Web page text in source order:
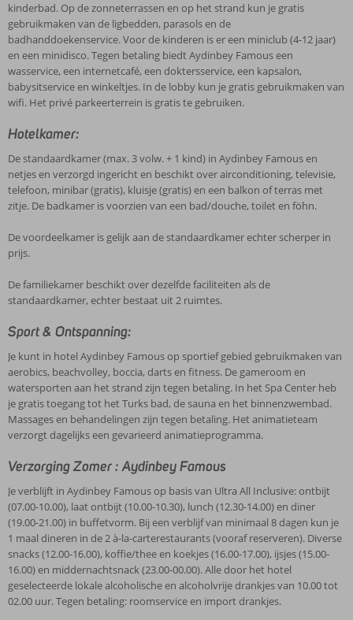
kinderbad. Op de zonneterrassen en op het strand kun je gratis
gebruikmaken van de ligbedden, parasols en de
badhanddoekenservice. Voor de kinderen is er een miniclub (4-12 jaar)
en een minidisco. Tegen betaling biedt Aydinbey Famous een
wasservice, een internetcafé, een doktersservice, een kapsalon,
babysitservice en winkeltjes. In de lobby kun je gratis gebruikmaken van
wifi. Het privé parkeerterrein is gratis te gebruiken.
Hotelkamer:
De standaardkamer (max. 3 volw. + 1 kind) in Aydinbey Famous en
netjes en verzorgd ingericht en beschikt over airconditioning, televisie,
telefoon, minibar (gratis), kluisje (gratis) en een balkon of terras met
zitje. De badkamer is voorzien van een bad/douche, toilet en föhn.
De voordeelkamer is gelijk aan de standaardkamer echter scherper in
prijs.
De familiekamer beschikt over dezelfde faciliteiten als de
standaardkamer, echter bestaat uit 2 ruimtes.
Sport & Ontspanning:
Je kunt in hotel Aydinbey Famous op sportief gebied gebruikmaken van
aerobics, beachvolley, boccia, darts en fitness. De gameroom en
watersporten aan het strand zijn tegen betaling. In het Spa Center heb
je gratis toegang tot het Turks bad, de sauna en het binnenzwembad.
Massages en behandelingen zijn tegen betaling. Het animatieteam
verzorgt dagelijks een gevarieerd animatieprogramma.
Verzorging Zomer : Aydinbey Famous
Je verblijft in Aydinbey Famous op basis van Ultra All Inclusive: ontbijt
(07.00-10.00), laat ontbijt (10.00-10.30), lunch (12.30-14.00) en diner
(19.00-21.00) in buffetvorm. Bij een verblijf van minimaal 8 dagen kun je
1 maal dineren in de 2 à-la-carterestaurants (vooraf reserveren). Diverse
snacks (12.00-16.00), koffie/thee en koekjes (16.00-17.00), ijsjes (15.00-
16.00) en middernachtsnack (23.00-00.00). Alle door het hotel
geselecteerde lokale alcoholische en alcoholvrije drankjes van 10.00 tot
02.00 uur. Tegen betaling: roomservice en import drankjes.